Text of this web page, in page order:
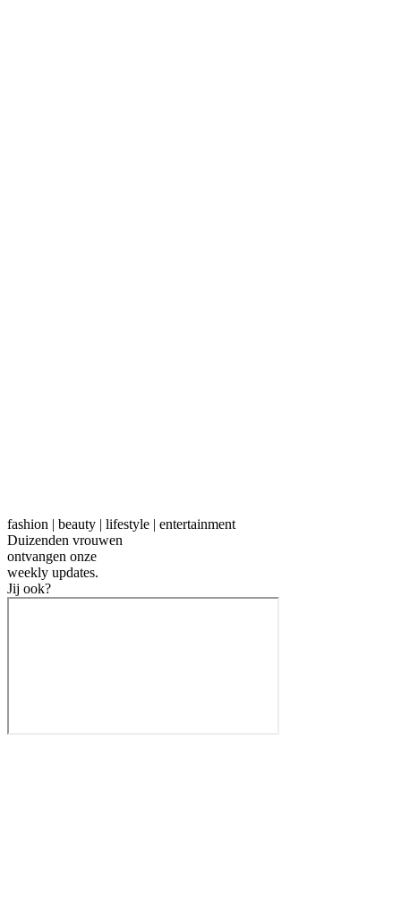
fashion | beauty | lifestyle | entertainment
Duizenden vrouwen
ontvangen onze
weekly updates.
Jij ook?